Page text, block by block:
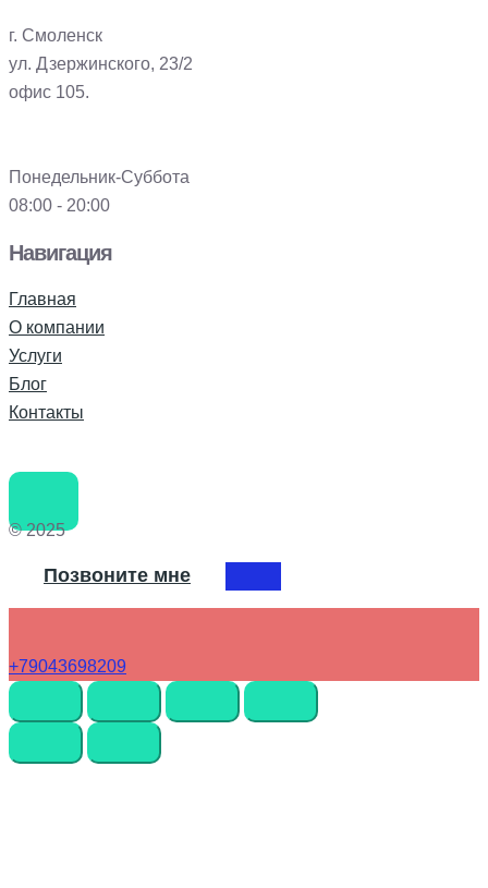
г. Смоленск
ул. Дзержинского, 23/2
офис 105.
Понедельник-Суббота
08:00 - 20:00
Навигация
Главная
О компании
Услуги
Блог
Контакты
© 2025
Позвоните мне
+79043698209